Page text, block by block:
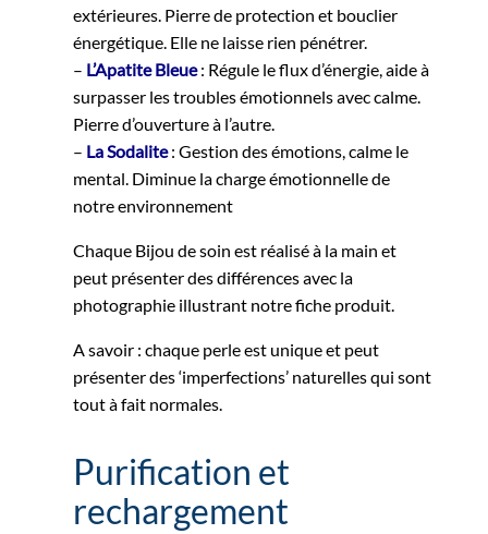
extérieures. Pierre de protection et bouclier
énergétique. Elle ne laisse rien pénétrer.
– L’Apatite Bleue: Régule le flux d’énergie, aide à
surpasser les troubles émotionnels avec calme.
Pierre d’ouverture à l’autre.
– La Sodalite: Gestion des émotions, calme le
mental. Diminue la charge émotionnelle de
notre environnement
Chaque Bijou de soin est réalisé à la main et
peut présenter des différences avec la
photographie illustrant notre fiche produit.
A savoir : chaque perle est unique et peut
présenter des ‘imperfections’ naturelles qui sont
tout à fait normales.
Purification et
rechargement